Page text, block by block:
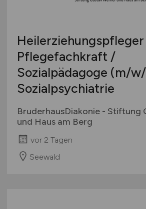
Pflegefachkraft /
Sozialpädagoge (m/
Sozialpsychiatrie
BruderhausDiakonie - Stiftung
und Haus am Berg
vor 2 Tagen
Seewald